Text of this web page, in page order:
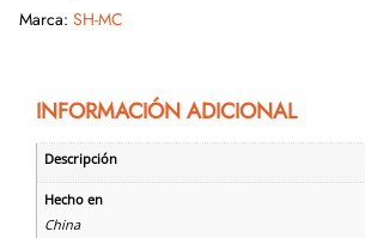
Marca: SH-MC
INFORMACIÓN ADICIONAL
Descripción
Hecho en
China